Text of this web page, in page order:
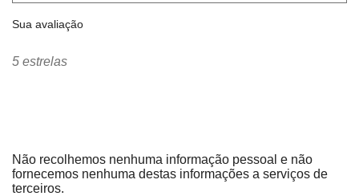
Sua avaliação
5 estrelas
Não recolhemos nenhuma informação pessoal e não
fornecemos nenhuma destas informações a serviços de
terceiros.